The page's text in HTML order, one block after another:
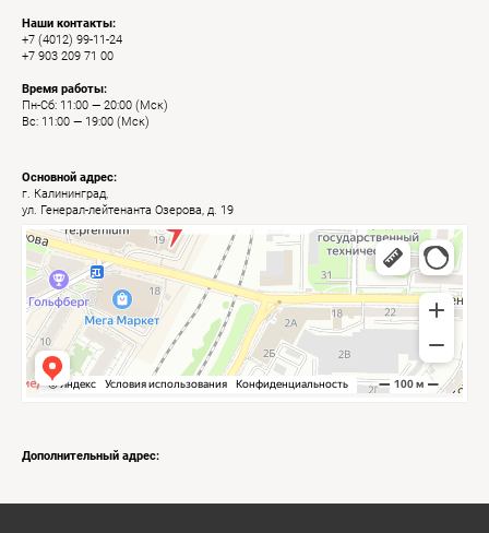
Наши контакты:
+7 (4012) 99-11-24
+7 903 209 71 00
Время работы:
Пн-Сб: 11:00 — 20:00 (Мск)
Вс: 11:00 — 19:00 (Мск)
Основной адрес:
г. Калининград,
ул. Генерал-лейтенанта Озерова, д. 19
Калининград
Яндекс Карты — транспорт, навигация, поиск мест
Дополнительный адрес: